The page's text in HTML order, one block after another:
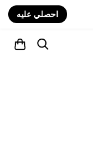
احصلي عليه